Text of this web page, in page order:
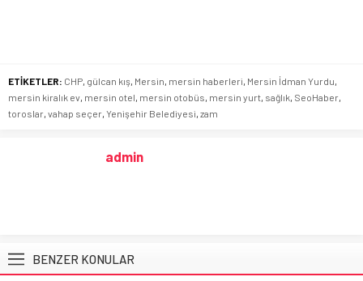
ETİKETLER: CHP gülcan kış Mersin mersin haberleri Mersin İdman Yurdu
mersin kiralık ev mersin otel mersin otobüs mersin yurt sağlık SeoHaber
toroslar vahap seçer Yenişehir Belediyesi zam
admin
BENZER KONULAR